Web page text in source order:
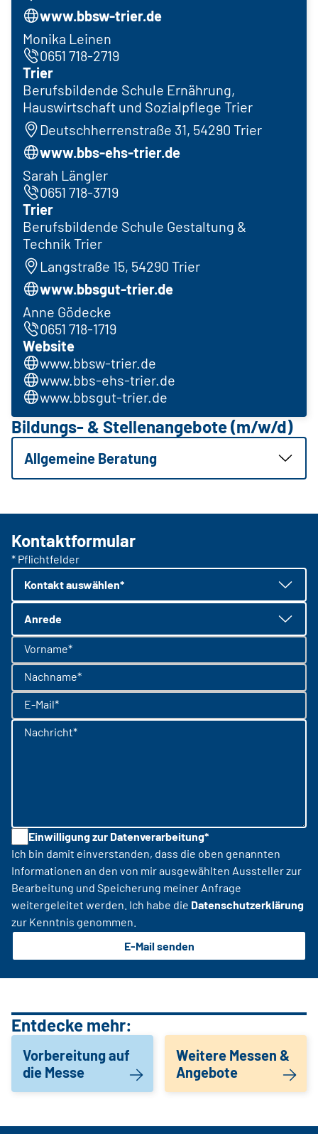
www.bbsw-trier.de
Monika Leinen
0651 718-2719
Trier
Berufsbildende Schule Ernährung,
Hauswirtschaft und Sozialpflege Trier
Deutschherrenstraße 31, 54290 Trier
www.bbs-ehs-trier.de
Sarah Längler
0651 718-3719
Trier
Berufsbildende Schule Gestaltung &
Technik Trier
Langstraße 15, 54290 Trier
www.bbsgut-trier.de
Anne Gödecke
0651 718-1719
Website
www.bbsw-trier.de
www.bbs-ehs-trier.de
www.bbsgut-trier.de
Bildungs- & Stellenangebote (m/w/d)
Allgemeine Beratung
Kontaktformular
* Pflichtfelder
Kontakt auswählen*
Anrede
Vorname*
Nachname*
E-Mail*
Nachricht*
Einwilligung zur Datenverarbeitung*
Ich bin damit einverstanden, dass die oben genannten
Informationen an den von mir ausgewählten Aussteller zur
Bearbeitung und Speicherung meiner Anfrage
weitergeleitet werden. Ich habe die Datenschutzerklärung
zur Kenntnis genommen.
E-Mail senden
Entdecke mehr:
Vorbereitung auf
die Messe
Weitere Messen &
Angebote